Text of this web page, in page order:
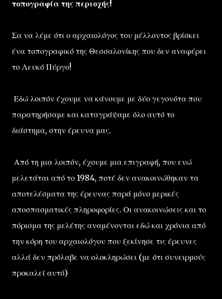
τοπογραφία της περιοχής!
Σα να λέμε ότι ο αρχαιολόγος του μέλλοντος βρίσκει
ένα τοπογραφικό της Θεσσαλονίκης που δεν αναφέρει
το Λευκό Πύργο!
Εδώ λοιπόν έχουμε να κάνουμε με δύο γεγονότα που
παρατηρήσαμε και καταγράψαμε όλο αυτό το
διάστημα, στην έρευνα μας.
Από τη μια λοιπόν, έχουμε μια επιγραφή, που ενώ
μελετάται από το 1984, ποτέ δεν ανακοινώθηκαν τα
αποτελέσματα της έρευνας παρά μόνο μερικές
αποσπασματικές πληροφορίες. Οι ανακοινώσεις και το
πόρισμα της μελέτης αναμένονται εδώ και χρόνια από
την κόρη του αρχαιολόγου που ξεκίνησε τις έρευνες
αλλά δεν πρόλαβε να ολοκληρώσει (με ότι συνειρμούς
προκαλεί αυτό)